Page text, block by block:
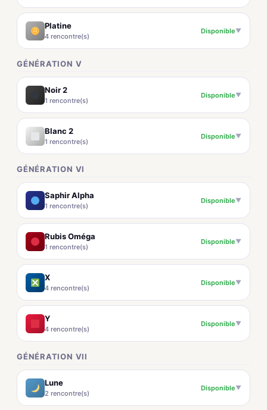
Platine
4 rencontre(s)
Disponible▼
GÉNÉRATION V
Noir 2
1 rencontre(s)
Disponible▼
Blanc 2
1 rencontre(s)
Disponible▼
GÉNÉRATION VI
Saphir Alpha
1 rencontre(s)
Disponible▼
Rubis Oméga
1 rencontre(s)
Disponible▼
X
4 rencontre(s)
Disponible▼
Y
4 rencontre(s)
Disponible▼
GÉNÉRATION VII
Lune
2 rencontre(s)
Disponible▼